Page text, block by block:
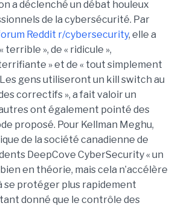
a déclenché un débat houleux
de la cybersécurité. Par
Reddit r/cybersecurity, elle a
terrible », de « ridicule »,
» et de « tout simplement
gens utiliseront un kill switch au
correctifs », a fait valoir un
ont également pointé des
proposé. Pour Kellman Meghu,
de la société canadienne de
DeepCove CyberSecurity « un
en théorie, mais cela n’accélère
se protéger plus rapidement
donné que le contrôle des